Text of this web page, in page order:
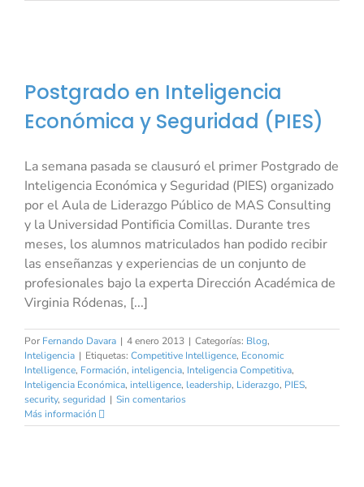
Postgrado en Inteligencia
Económica y Seguridad (PIES)
La semana pasada se clausuró el primer Postgrado de
Inteligencia Económica y Seguridad (PIES) organizado
por el Aula de Liderazgo Público de MAS Consulting
y la Universidad Pontificia Comillas. Durante tres
meses, los alumnos matriculados han podido recibir
las enseñanzas y experiencias de un conjunto de
profesionales bajo la experta Dirección Académica de
Virginia Ródenas, [...]
Por Fernando Davara | 4 enero 2013 | Categorías: Blog,
Inteligencia | Etiquetas: Competitive Intelligence, Economic
Intelligence, Formación, inteligencia, Inteligencia Competitiva,
Inteligencia Económica, intelligence, leadership, Liderazgo, PIES,
security, seguridad | Sin comentarios
Más información